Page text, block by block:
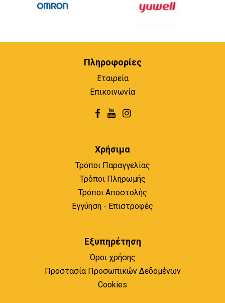
Πληροφορίες
Εταιρεία
Επικοινωνία
Χρήσιμα
Τρόποι Παραγγελίας
Τρόποι Πληρωμής
Τρόποι Αποστολής
Εγγύηση - Επιστροφές
Εξυπηρέτηση
Όροι χρήσης
Προστασία Προσωπικών Δεδομένων
Cookies